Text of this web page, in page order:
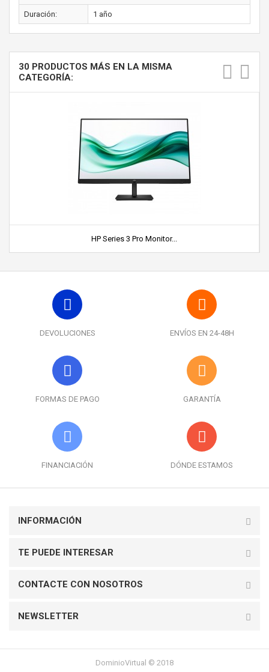
Duración: 1 año
30 PRODUCTOS MÁS EN LA MISMA
CATEGORÍA:
HP Series 3 Pro Monitor...
DEVOLUCIONES ENVÍOS EN 24-48H
FORMAS DE PAGO GARANTÍA
FINANCIACIÓN DÓNDE ESTAMOS
INFORMACIÓN
TE PUEDE INTERESAR
CONTACTE CON NOSOTROS
NEWSLETTER
DominioVirtual © 2018